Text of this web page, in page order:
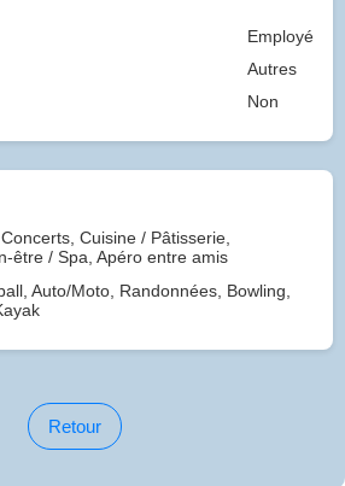
Employé
Autres
Non
Cuisine / Pâtisserie,
être / Spa, Apéro entre amis
Auto/Moto, Randonnées, Bowling,
Retour